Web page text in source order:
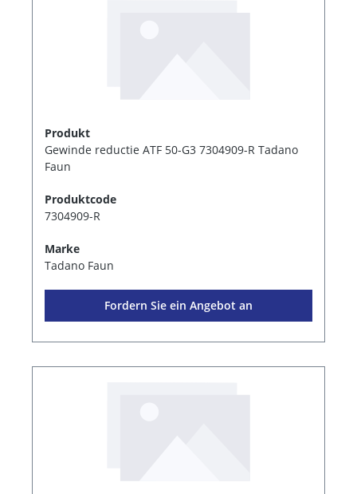
Produkt
Gewinde reductie ATF 50-G3 7304909-R Tadano
Faun
Produktcode
7304909-R
Marke
Tadano Faun
Fordern Sie ein Angebot an